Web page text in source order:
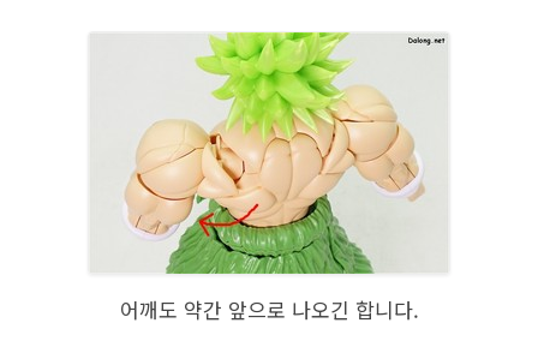
어깨도 약간 앞으로 나오긴 합니다.